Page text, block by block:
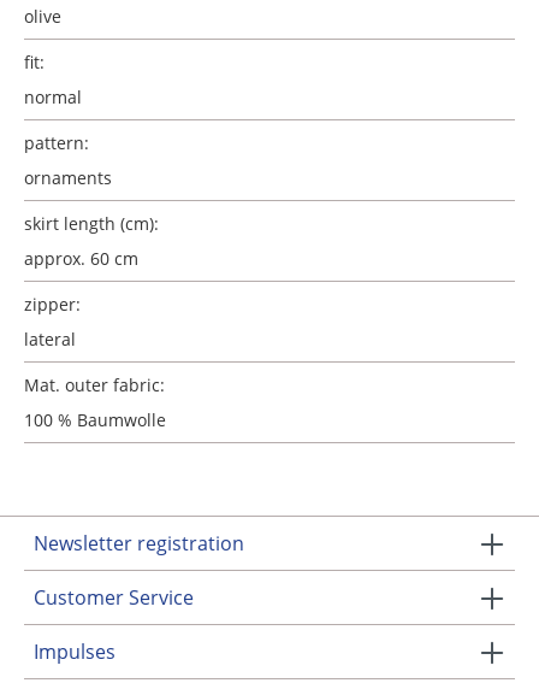
olive
fit:
normal
pattern:
ornaments
skirt length (cm):
approx. 60 cm
zipper:
lateral
Mat. outer fabric:
100 % Baumwolle
Newsletter registration
Customer Service
Impulses